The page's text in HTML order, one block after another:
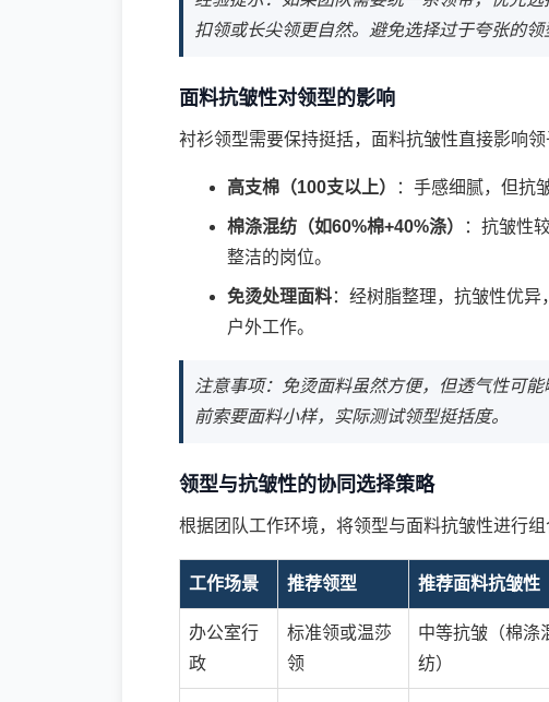
扣领或长尖领更自然。避免选择过于夸张的领
面料抗皱性对领型的影响
衬衫领型需要保持挺括，面料抗皱性直接影响领
高支棉（100支以上） ：手感细腻，但抗
棉涤混纺（如60%棉+40%涤）
：抗皱性
整洁的岗位。
免烫处理面料：经树脂整理，抗皱性优
户外工作。
注意事项：免烫面料虽然方便，但透气性可
前索要面料小样，实际测试领型挺括度。
领型与抗皱性的协同选择策略
根据团队工作环境，将领型与面料抗皱性进行组
工作场景 推荐领型 推荐面料抗皱性
办公室行
政
标准领或温莎
领
中等抗皱（棉涤
纺）